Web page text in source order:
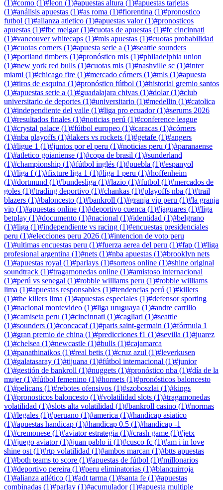
(1 )#como (1 )#leon (1 )#apuestas altura (1 )#apuestas tarjetas
(1)#análisis apuestas (1)#as roma (1)#fiorentina (1)#pronostico
futbol (1)#alianza atletico (1)#apuestas valor(1)#pronosticos
apuestas (1)#fbc melgar(1)#cuotas de apuestas (1)#fc cincinnati
(1)#vancouver whitecaps (1)#mls apuestas (1)#cuotas probabilidad
(1)#cuotas corners (1)#apuesta serie a (1)#seattle sounders
(1)#portland timbers (1)#pronóstico mls (1)#philadelphia union
(1)#new york red bulls (1)#cuotas mls (1)#nashville sc (1)#inter
miami (1)#chicago fire (1)#mercado córners (1)#mls (1)#apuesta
(1)#tiros de esquina (1)#pronóstico fútbol (1)#historial gremio santos
(1)#apuestas serie a (1)#guadalajara chivas (1)#dolar(1)#club
universitario de deportes (1)#universitario (1)#medellin (1)#catolica
(1)#independiente del valle (1)#liga pro ecuador(1)#serums 2026
(1)#resultados finales (1)#noticias perú (1)#conference league
(1)#crystal palace (1)#fútbol europeo (1)#caracas (1)#córners
(1)#nba playoffs (1)#lakers vs rockets (1)#getafe (1)#angers
(1)#ligue 1 (1)#juntos por el peru (1)#noticias peru (1)#paranaense
(1)#atletico goianiense (1)#copa de brasil (1)#sunderland
(1)#championship (1)#fútbol inglés (1)#puebla (1)#espanyol
(1)#liga f(1)#fixture liga 1 (1)#liga 1 peru (1)#hoffenheim
(1)#dortmund (1)#bundesliga (1)#lazio (1)#futbol (1)#mercados de
goles (1)#trading deportivo (1)#chankas (1)#playoffs nba (1)#trail
blazers (1)#baloncesto (1)#bankroll (1)#granja vip peru (1)#la granja
vip (1)#apuestas online (1)#deportivo cuenca (1)#jaguares (1)#liga
betplay (1)#documento (1)#nacional (1)#identidad (1)#belgrano
(1)#liga (1)#independiente vs racing (1)#encuestas presidenciales
peru (1)#elecciones peru 2026 (1)#intencion de voto peru
(1)#ultimas encuestas peru (1)#fuerza aerea del peru (1)#fap (1)#liga
profesional argentina (1)#nets (1)#nba apuestas (1)#brooklyn nets
(1)#apuestas royal (1)#parlays (1)#sorteos online (1)#shine original
soundtrack (1)#tragamonedas online (1)#amistoso internacional
(1)#perú vs senegal (1)#robbie williams peru (1)#robbie williams
lima (1)#apuestas responsables (1)#tendencias perú (1)#killers
(1)#the killers lima (1)#apuestas especiales (1)#defensor sporting
(1)#nacional montevideo (1)#liga uruguaya (1)#andre carrillo
(1)#camiseta peru (1)#cincinnati (1)#cagliari (1)#seattle
(1)#sounders (1)#concacaf(1)#paris saint-germain (1)#fórmula 1
(1)#gran premio de china (1)#predicciones f1 (1)#sevilla (1)#juarez
(1)#chelsea (1)#newcastle (1)#bulls (1)#cajamarca
(1)#panathinaikos (1)#real betis (1)#cruz azul (1)#leverkusen
(1)#galatasaray (1)#tijuana (1)#fútbol internacional (1)#junior
(1)#gestión de bankroll (1)#nuggets (1)#pronóstico nba (1)#día de la
mujer(1)#fútbol femenino (1)#hornets (1)#pronósticos baloncesto
(1)#pelicans (1)#rebotes ofensivos (1)#szoboszlai (1)#kings
(1)#pronosticos baloncesto (1)#volatilidad slots (1)#tragamonedas
volatilidad (1)#slots alta volatilidad (1)#bankroll casino (1)#normas
(1)#legales (1)#peruano (1)#america (1)#handicap asiatico
(1)#apuestas handicap (1)#handicap 0.5 (1)#handicap -1
(1)#cremonese (1)#aviator estrategia (1)#crash game (1)#jetx
(1)#juego aviator(1)#juan pablo ii (1)#cusco fc (1)#am i in love
shine ost (1)#rtp volatilidad (1)#ambos marcan (1)#btts apuestas
(1)#both teams to score (1)#apuestas de fútbol (1)#millonarios
(1)#deportivo pereira (1)#peru eliminatorias (1)#blanquirroja
(1)#alianza atlético (1)#adt tarma (1)#santa fe (1)#apuestas
combinadas (1)#parlay (1)#acumulador(1)#apuesta multiple